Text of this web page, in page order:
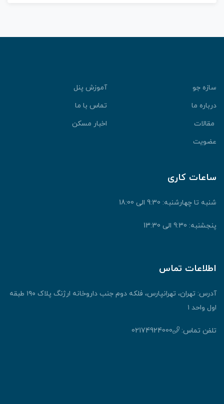
سازه جو
آموزش پنل
درباره ما
تماس با ما
مقالات
اخبار مسکن
عضویت
ساعات کاری
شنبه تا چهارشنبه: 9:30 الی 18:00
پنجشنبه: 9:30 الی 13:30
اطلاعات تماس
آدرس: تهران، تهرانپارس، فلکه دوم جنب داروخانه ارژنگ پلاک ۱۹۰ طبقه
اول واحد ۱
تلفن تماس: 02174924000